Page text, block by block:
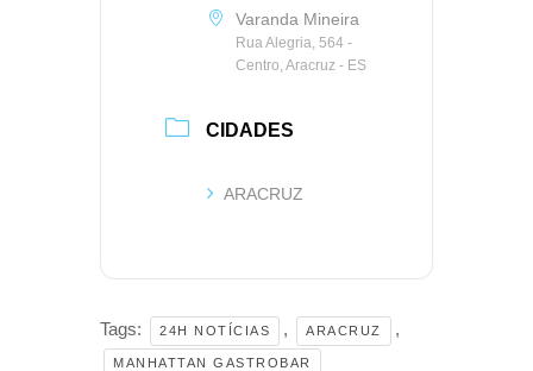
Varanda Mineira
Rua Alegria, 564 -
Centro, Aracruz - ES
CIDADES
ARACRUZ
Tags: 24H NOTÍCIAS , ARACRUZ ,
MANHATTAN GASTROBAR